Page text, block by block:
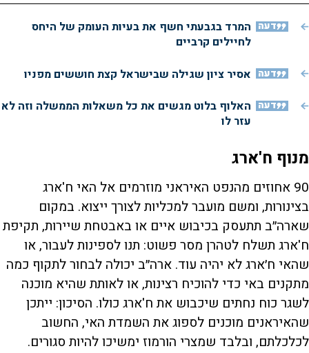
דעה המרד בגבעתי חשף את בעיות העומק של היחס
לחיילים קרביים
דעה אסיר ציון שגילה שבישראל קצת חוששים מפניו
דעה האלוף בלוט מגשים את כל משאלות הממשלה וזה לא
עזר לו
מנוף ח'ארג
90 אחוזים מהנפט האיראני מוזרמים אל האי ח'ארג
בצינורות, ומשם מועבר למכליות לצורך ייצוא. במקום
שארה״ב תתעסק בכיבוש איים או באבטחת שיירות, תקיפת
ח'ארג תשלח לטהרן מסר פשוט: תנו לספינות לעבור, או
שהאי ח׳ארג לא יהיה עוד. ארה״ב יכולה לבחור לתקוף כמה
מתקנים באי כדי להוכיח רצינות, או לאותת שהיא מוכנה
לשגר כוח נחתים שיכבוש את ח'ארג כולו. הסיכון: ייתכן
שהאיראנים מוכנים לספוג את השמדת האי, החשוב
לכלכלתם, ובלבד שמצרי הורמוז ימשיכו להיות סגורים.